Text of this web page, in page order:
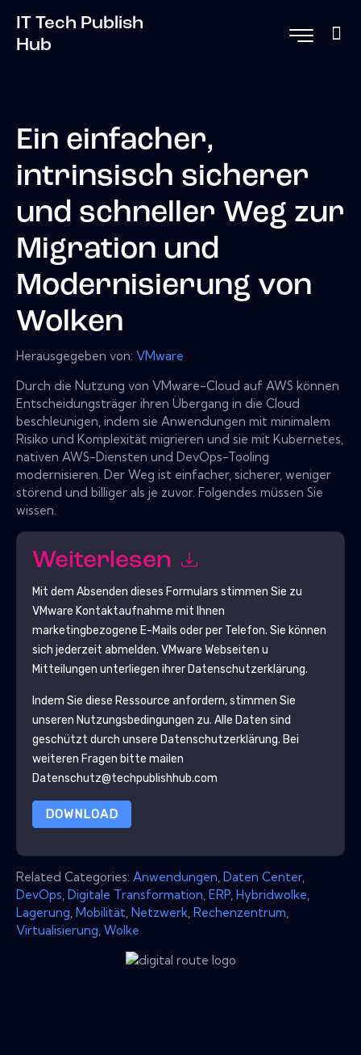
IT Tech Publish
Hub
Ein einfacher,
intrinsisch sicherer
und schneller Weg zur
Migration und
Modernisierung von
Wolken
Herausgegeben von: VMware
Durch die Nutzung von VMware-Cloud auf AWS können
Entscheidungsträger ihren Übergang in die Cloud
beschleunigen, indem sie Anwendungen mit minimalem
Risiko und Komplexität migrieren und sie mit Kubernetes,
nativen AWS-Diensten und DevOps-Tooling
modernisieren. Der Weg ist einfacher, sicherer, weniger
störend und billiger als je zuvor. Folgendes müssen Sie
wissen.
Weiterlesen
Mit dem Absenden dieses Formulars stimmen Sie zu
VMware Kontaktaufnahme mit Ihnen
marketingbezogene E-Mails oder per Telefon. Sie können
sich jederzeit abmelden. VMware Webseiten u
Mitteilungen unterliegen ihrer Datenschutzerklärung.
Indem Sie diese Ressource anfordern, stimmen Sie
unseren Nutzungsbedingungen zu. Alle Daten sind
geschützt durch unsere Datenschutzerklärung. Bei
weiteren Fragen bitte mailen
Datenschutz@techpublishhub.com
DOWNLOAD
Related Categories: Anwendungen Daten Center,
DevOps Digitale Transformation ERP Hybridwolke
Lagerung Mobilität Netzwerk Rechenzentrum
Virtualisierung Wolke